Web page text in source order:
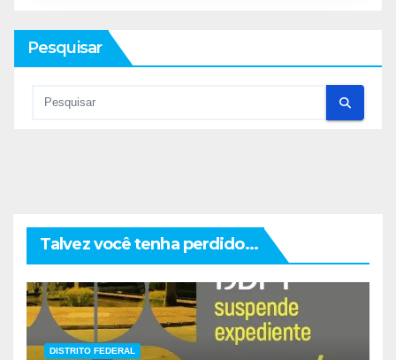
Pesquisar
Talvez você tenha perdido...
DISTRITO FEDERAL